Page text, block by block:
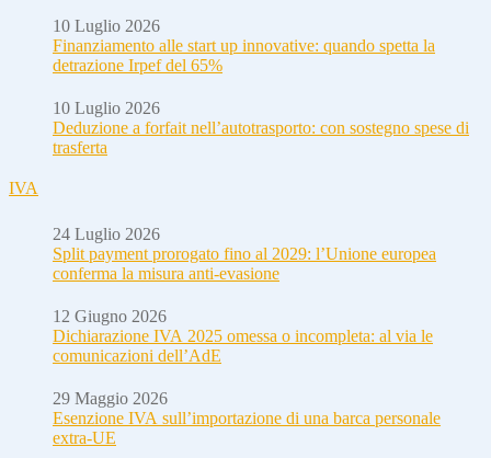
10 Luglio 2026
Finanziamento alle start up innovative: quando spetta la
detrazione Irpef del 65%
10 Luglio 2026
Deduzione a forfait nell’autotrasporto: con sostegno spese di
trasferta
IVA
24 Luglio 2026
Split payment prorogato fino al 2029: l’Unione europea
conferma la misura anti-evasione
12 Giugno 2026
Dichiarazione IVA 2025 omessa o incompleta: al via le
comunicazioni dell’AdE
29 Maggio 2026
Esenzione IVA sull’importazione di una barca personale
extra-UE